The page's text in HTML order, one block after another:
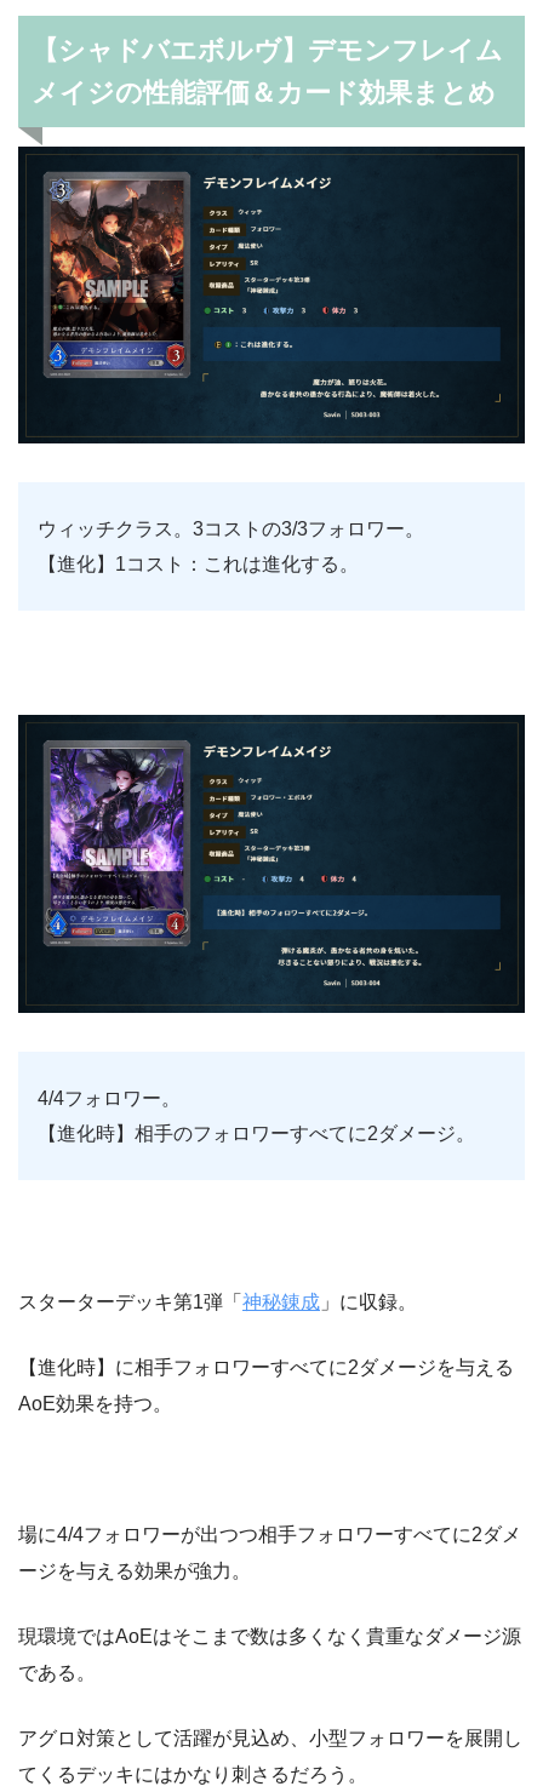
【シャドバエボルヴ】デモンフレイム
メイジの性能評価＆カード効果まとめ
ウィッチクラス。3コストの3/3フォロワー。
【進化】1コスト：これは進化する。
4/4フォロワー。
【進化時】相手のフォロワーすべてに2ダメージ。
スターターデッキ第1弾「 神秘錬成 」に収録。
【進化時】に相手フォロワーすべてに2ダメージを与える
AoE効果を持つ。
場に4/4フォロワーが出つつ相手フォロワーすべてに2ダメ
ージを与える効果が強力。
現環境ではAoEはそこまで数は多くなく貴重なダメージ源
である。
アグロ対策として活躍が見込め、小型フォロワーを展開し
てくるデッキにはかなり刺さるだろう。